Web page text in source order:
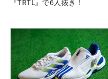
『TRTL』で6人抜き！